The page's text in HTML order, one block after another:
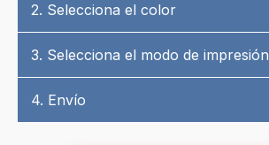
2. Selecciona el color
3. Selecciona el modo de impresión
4. Envío